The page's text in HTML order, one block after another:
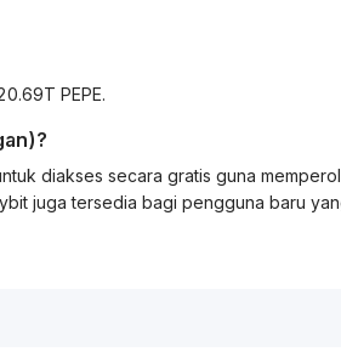
PEPE.
diakses secara gratis guna
juga tersedia bagi pengguna baru